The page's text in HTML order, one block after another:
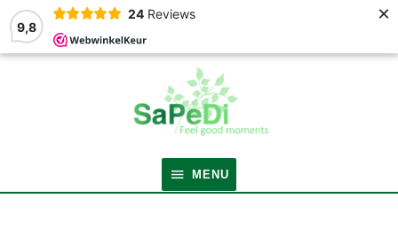
9,8
24 Reviews ×
MENU
MENU
Gesorteerd